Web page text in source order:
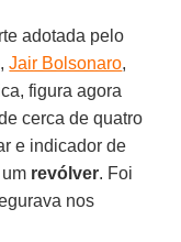
adotada pelo
Jair Bolsonaro,
figura agora
cerca de quatro
e indicador de
revólver. Foi
nos